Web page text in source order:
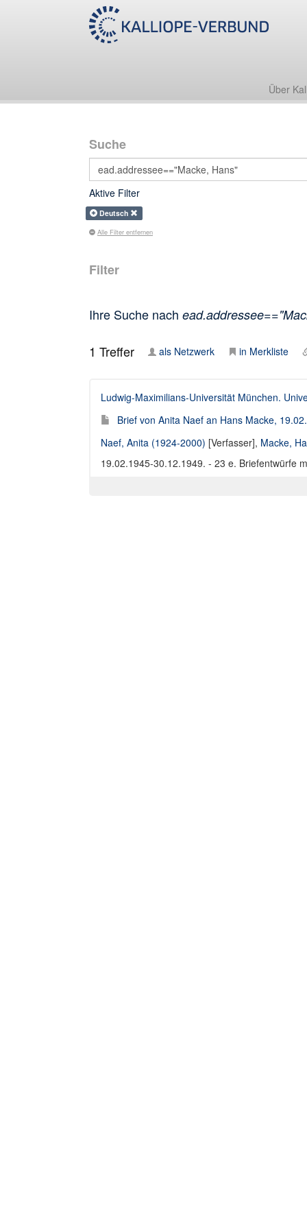
Über
Suche
Aktive Filter
Deutsch
Alle Filter entfernen
Filter
Ihre Suche nach
1 Treffer als Netzwerk in Merkliste
Ludwig-Maximilians-Universität München.
Brief von Anita Naef an Hans Macke,
Naef, Anita (1924-2000) [Verfasser], Macke,
19.02.1945-30.12.1949. - 23 e. Briefentwürfe